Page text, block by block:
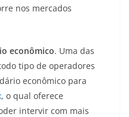
nos mercados
econômico. Uma das
tipo de operadores
econômico para
, o qual oferece
intervir com mais